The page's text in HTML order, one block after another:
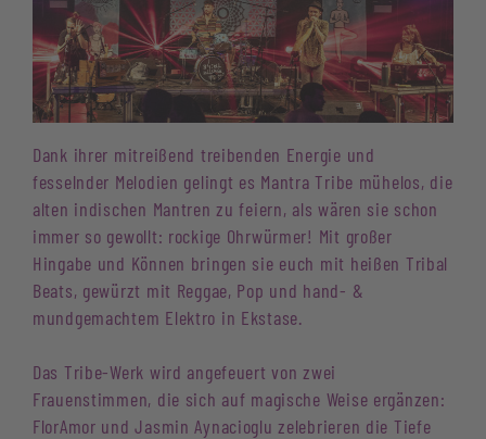
Dank ihrer mitreißend treibenden Energie und
fesselnder Melodien gelingt es Mantra Tribe mühelos, die
alten indischen Mantren zu feiern, als wären sie schon
immer so gewollt: rockige Ohrwürmer! Mit großer
Hingabe und Können bringen sie euch mit heißen Tribal
Beats, gewürzt mit Reggae, Pop und hand- &
mundgemachtem Elektro in Ekstase.
Das Tribe-Werk wird angefeuert von zwei
Frauenstimmen, die sich auf magische Weise ergänzen:
FlorAmor und Jasmin Aynacioglu zelebrieren die Tiefe